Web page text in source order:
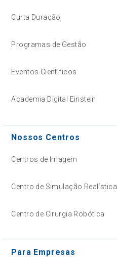
Curta Duração
Programas de Gestão
Eventos Científicos
Academia Digital Einstein
Nossos Centros
Centros de Imagem
Centro de Simulação Realística
Centro de Cirurgia Robótica
Para Empresas